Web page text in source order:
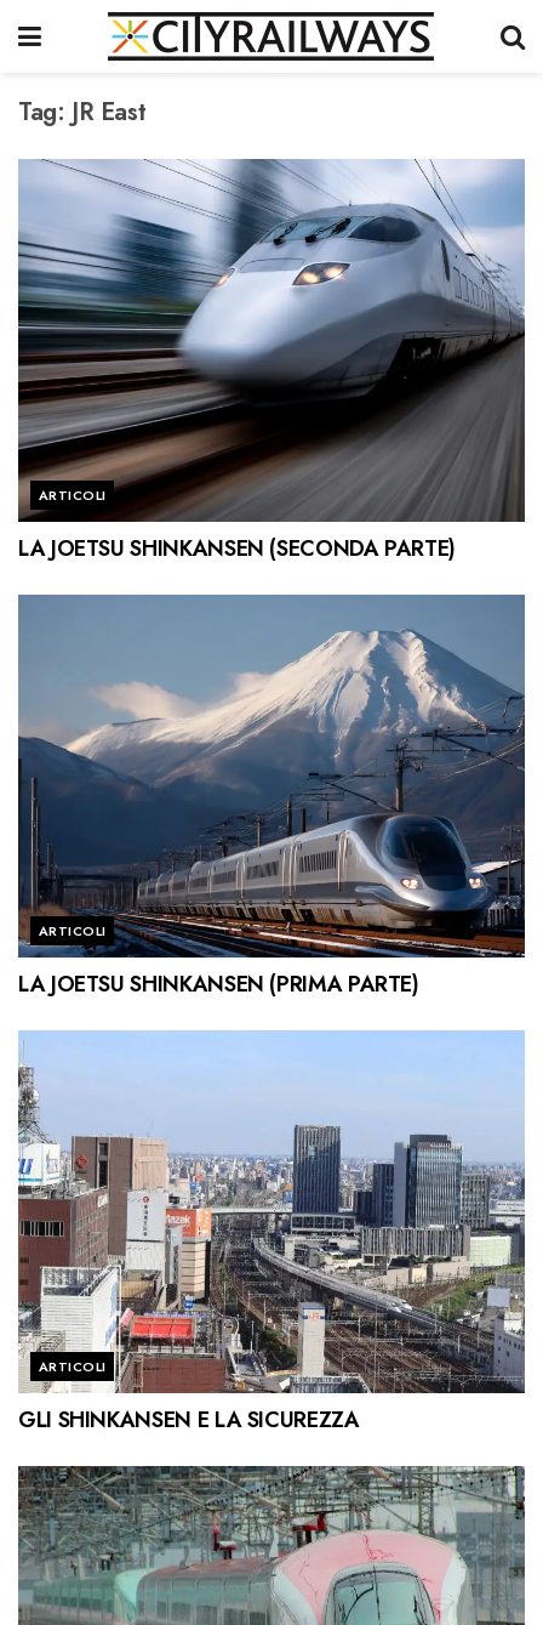
Tag: JR East
ARTICOLI
LA JOETSU SHINKANSEN (SECONDA PARTE)
ARTICOLI
LA JOETSU SHINKANSEN (PRIMA PARTE)
ARTICOLI
GLI SHINKANSEN E LA SICUREZZA